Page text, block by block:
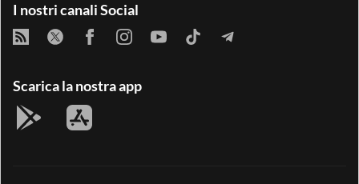
I nostri canali Social
Scarica la nostra app